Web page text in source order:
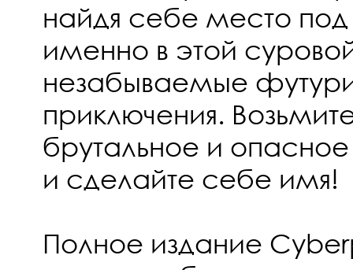
найдя себе место
именно в этой
незабываемые
приключения.
брутальное и
и сделайте себе имя!
Полное издание